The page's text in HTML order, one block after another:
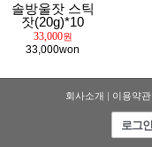
솔방울잣 스틱
잣(20g)*10
33,000원
33,000won
회사소개 | 이용약관
로그인